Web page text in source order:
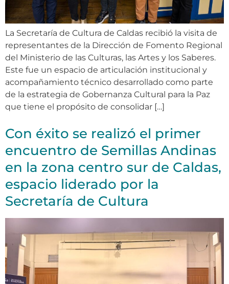
La Secretaría de Cultura de Caldas recibió la visita de
representantes de la Dirección de Fomento Regional
del Ministerio de las Culturas, las Artes y los Saberes.
Este fue un espacio de articulación institucional y
acompañamiento técnico desarrollado como parte
de la estrategia de Gobernanza Cultural para la Paz
que tiene el propósito de consolidar […]
Con éxito se realizó el primer
encuentro de Semillas Andinas
en la zona centro sur de Caldas,
espacio liderado por la
Secretaría de Cultura